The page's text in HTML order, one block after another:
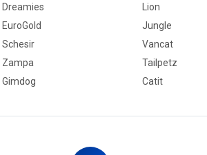
Dreamies
Lion
EuroGold
Jungle
Schesir
Vancat
Zampa
Tailpetz
Gimdog
Catit